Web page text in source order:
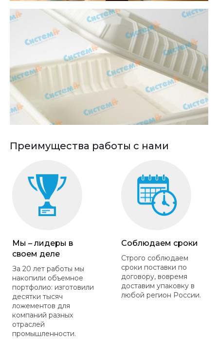
Преимущества работы с нами
Мы – лидеры в
своем деле
За 20 лет работы мы
накопили объемное
портфолио: изготовили
десятки тысяч
ложементов для
компаний разных
отраслей
промышленности.
Соблюдаем сроки
Строго соблюдаем
сроки поставки по
договору, вовремя
доставим упаковку в
любой регион России.